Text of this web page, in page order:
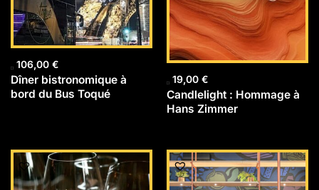
106,00 €
Dîner bistronomique à
bord du Bus Toqué
19,00 €
Candlelight : Hommage à
Hans Zimmer